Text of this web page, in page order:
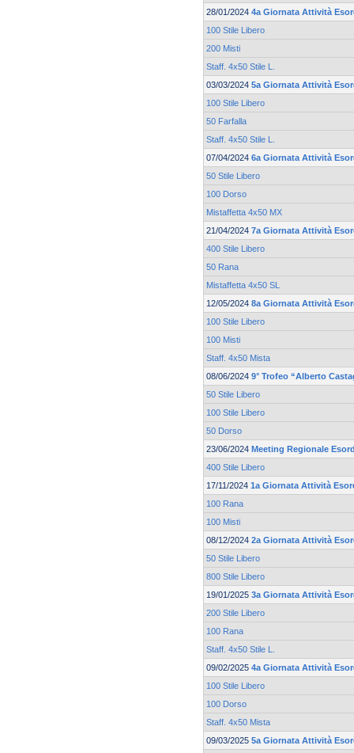
28/01/2024 4a Giornata Attività
100 Stile Libero
200 Misti
Staff. 4x50 Stile L.
03/03/2024 5a Giornata Attività
100 Stile Libero
50 Farfalla
Staff. 4x50 Stile L.
07/04/2024 6a Giornata Attività
50 Stile Libero
100 Dorso
Mistaffetta 4x50 MX
21/04/2024 7a Giornata Attività
400 Stile Libero
50 Rana
Mistaffetta 4x50 SL
12/05/2024 8a Giornata Attività
100 Stile Libero
100 Misti
Staff. 4x50 Mista
08/06/2024 9° Trofeo “Alberto
50 Stile Libero
100 Stile Libero
50 Dorso
23/06/2024 Meeting Regionale
400 Stile Libero
17/11/2024 1a Giornata Attività
100 Rana
100 Misti
08/12/2024 2a Giornata Attività
50 Stile Libero
800 Stile Libero
19/01/2025 3a Giornata Attività
200 Stile Libero
100 Rana
Staff. 4x50 Stile L.
09/02/2025 4a Giornata Attività
100 Stile Libero
100 Dorso
Staff. 4x50 Mista
09/03/2025 5a Giornata Attività